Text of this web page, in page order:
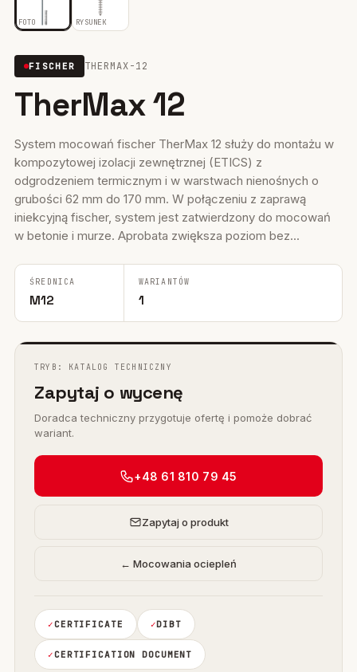
Wiertła i narzędzia
Mocowania elektryczne
Wkręty
Firestop 17
Uszczelniacze, piany kleje
Systemy fasadowe 17
FOTO RYSUNEK
FISCHER THERMAX-12
TherMax 12
System mocowań fischer TherMax 12 służy do montażu w
kompozytowej izolacji zewnętrznej (ETICS) z
odgrodzeniem termicznym i w warstwach nienośnych o
grubości 62 mm do 170 mm. W połączeniu z zaprawą
iniekcyjną fischer, system jest zatwierdzony do mocowań
w betonie i murze. Aprobata zwiększa poziom bez...
ŚREDNICA
M12
WARIANTÓW
1
TRYB: KATALOG TECHNICZNY
Zapytaj o wycenę
Doradca techniczny przygotuje ofertę i pomoże dobrać
wariant.
+48 61 810 79 45
Zapytaj o produkt
← Mocowania ociepleń
CERTIFICATE DIBT
CERTIFICATION DOCUMENT